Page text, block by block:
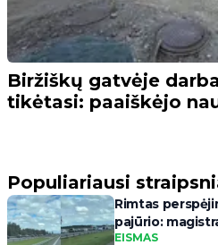
Biržiškų gatvėje
tikėtasi: paaiškėjo
Populiariausi
Rimtas
pajūrio:
EISMAS